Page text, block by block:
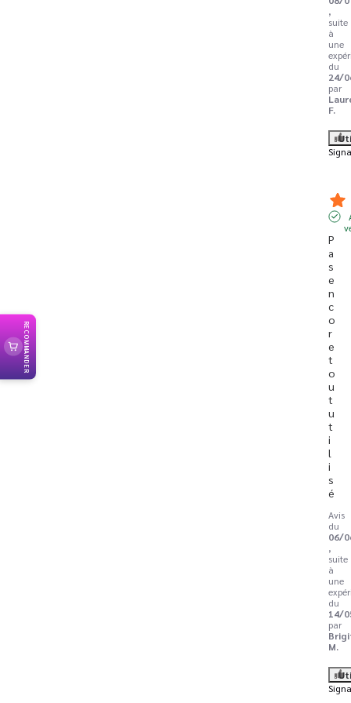
,
suite
à
une
du
24/
par
F.
P
a
s
e
n
c
o
r
e
t
o
u
t
u
t
i
l
i
s
é
Avis
du
06/
,
suite
à
une
du
14/
par
M.
RECOMMANDER